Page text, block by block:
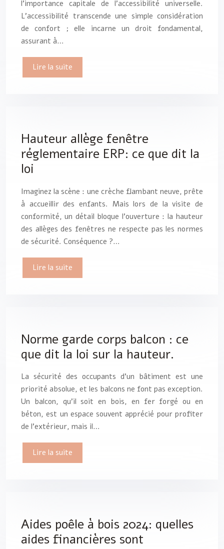
l’importance capitale de l’accessibilité universelle.
L’accessibilité transcende une simple considération
de confort ; elle incarne un droit fondamental,
assurant à…
Lire la suite
Hauteur allège fenêtre
réglementaire ERP: ce que dit la
loi
Imaginez la scène : une crèche flambant neuve, prête
à accueillir des enfants. Mais lors de la visite de
conformité, un détail bloque l’ouverture : la hauteur
des allèges des fenêtres ne respecte pas les normes
de sécurité. Conséquence ?…
Lire la suite
Norme garde corps balcon : ce
que dit la loi sur la hauteur.
La sécurité des occupants d’un bâtiment est une
priorité absolue, et les balcons ne font pas exception.
Un balcon, qu’il soit en bois, en fer forgé ou en
béton, est un espace souvent apprécié pour profiter
de l’extérieur, mais il…
Lire la suite
Aides poêle à bois 2024: quelles
aides financières sont